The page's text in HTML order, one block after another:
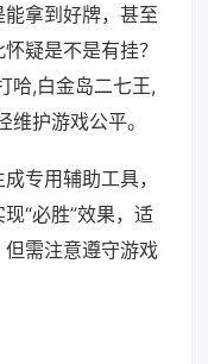
拿到好牌，甚至
疑是不是有挂？
哈,白金岛二七王,
护游戏公平。
专用辅助工具，
“必胜”效果，适
需注意遵守游戏